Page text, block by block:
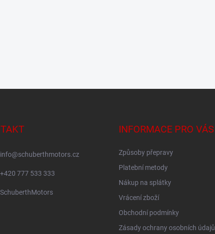
info@schuberthmotors.cz
+420 777 533 333
SchuberthMotors
INFORMACE PRO VÁS
Způsoby přepravy
Platební metody
Nákup na splátky
Vrácení zboží
Obchodní podmínky
Zásady ochrany osobních údajů